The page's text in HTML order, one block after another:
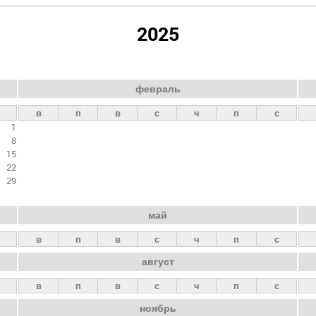
2025
1
8
15
22
29
февраль
в п в с ч п с
май
в п в с ч п с
август
в п в с ч п с
ноябрь